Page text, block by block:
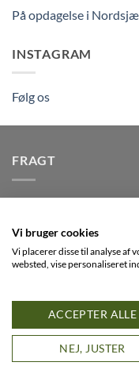
På opdagelse i
INSTAGRAM
Følg os
FRAGT
levering på alle ordre
Visa
Vi bruger cookies
Vi placerer disse til analyse af
websted, vise personaliseret
ACCEPTER ALLE
NEJ, JUSTER